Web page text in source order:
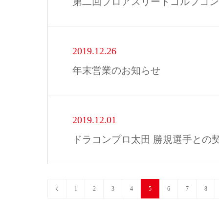
2019.12.26
年末営業のお知らせ
2019.12.01
ドラコンプロ太田 勝規選手との
1 2 3 4 5 6 7 8